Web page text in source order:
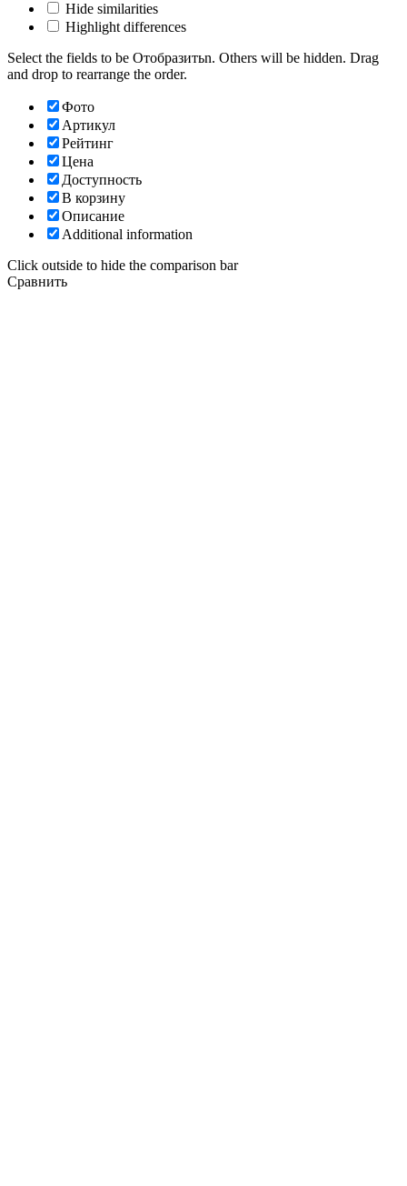
Hide similarities
Highlight differences
Select the fields to be Отобразитьn. Others will be hidden. Drag
and drop to rearrange the order.
Фото
Артикул
Рейтинг
Цена
Доступность
В корзину
Описание
Additional information
Click outside to hide the comparison bar
Сравнить